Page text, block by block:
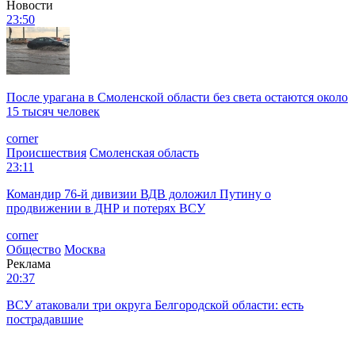
Новости
23:50
После урагана в Смоленской области без света остаются около
15 тысяч человек
corner
Происшествия Смоленская область
23:11
Командир 76-й дивизии ВДВ доложил Путину о
продвижении в ДНР и потерях ВСУ
corner
Общество Москва
Реклама
20:37
ВСУ атаковали три округа Белгородской области: есть
пострадавшие